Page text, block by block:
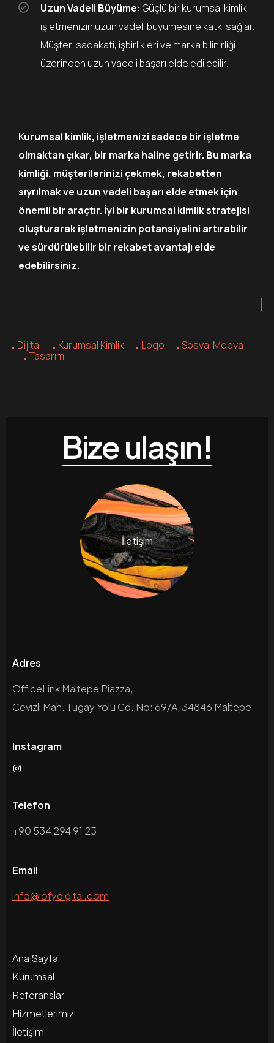
Uzun Vadeli Büyüme: Güçlü bir kurumsal kimlik,
işletmenizin uzun vadeli büyümesine katkı sağlar.
Müşteri sadakati, işbirlikleri ve marka bilinirliği
üzerinden uzun vadeli başarı elde edilebilir.
Kurumsal kimlik, işletmenizi sadece bir işletme
olmaktan çıkar, bir marka haline getirir. Bu marka
kimliği, müşterilerinizi çekmek, rekabetten
sıyrılmak ve uzun vadeli başarı elde etmek için
önemli bir araçtır. İyi bir kurumsal kimlik stratejisi
oluşturarak işletmenizin potansiyelini artırabilir
ve sürdürülebilir bir rekabet avantajı elde
edebilirsiniz.
Dijital Kurumsal Kimlik Logo
Sosyal Medya
Tasarım
Bize ulaşın!
İletişim
Adres
OfficeLink Maltepe Piazza,
Cevizli Mah. Tugay Yolu Cd. No: 69/A, 34846 Maltepe
Instagram
Telefon
+90 534 294 91 23
Email
info@lofydigital.com
Ana Sayfa
Kurumsal
Referanslar
Hizmetlerimiz
İletişim